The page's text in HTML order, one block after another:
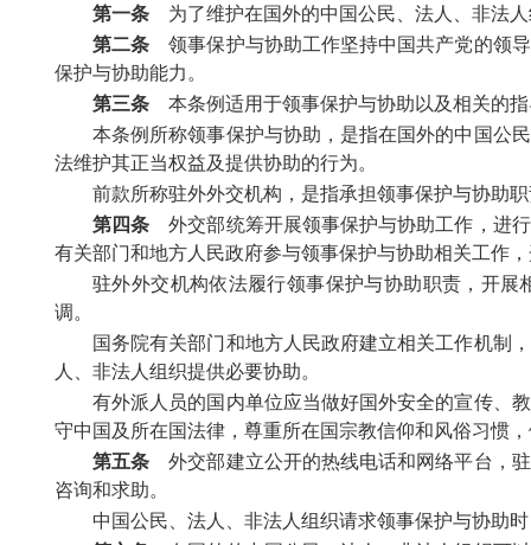
第一条 为了维护在国外的中国公民、法人、非法
第二条 领事保护与协助工作坚持中国共产党的领
保护与协助能力。
第三条 本条例适用于领事保护与协助以及相关的
本条例所称领事保护与协助，是指在国外的中国公
法维护其正当权益及提供协助的行为。
前款所称驻外外交机构，是指承担领事保护与协助
第四条 外交部统筹开展领事保护与协助工作，进
有关部门和地方人民政府参与领事保护与协助相关工作
驻外外交机构依法履行领事保护与协助职责，开
调。
国务院有关部门和地方人民政府建立相关工作机制
人、非法人组织提供必要协助。
有外派人员的国内单位应当做好国外安全的宣传、
守中国及所在国法律，尊重所在国宗教信仰和风俗习惯
第五条 外交部建立公开的热线电话和网络平台，
咨询和求助。
中国公民、法人、非法人组织请求领事保护与协助